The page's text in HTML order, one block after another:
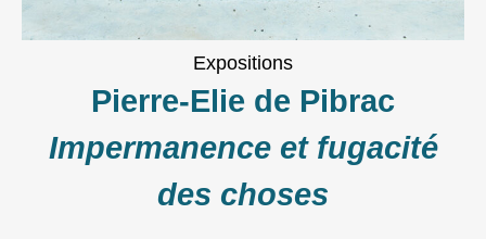
Expositions
Pierre-Elie de Pibrac
Impermanence et fugacité
des choses